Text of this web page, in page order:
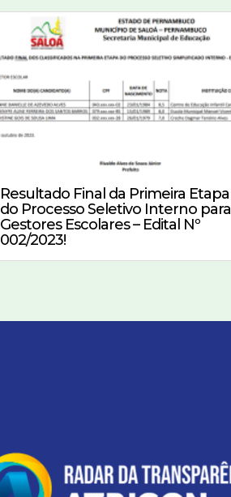
Resultado Final da Primeira Etapa
do Processo Seletivo Interno para
Gestores Escolares – Edital Nº
002/2023!